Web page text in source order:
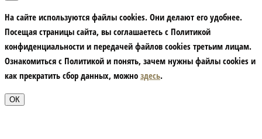
На сайте используются файлы cookies. Они делают его удобнее.
Посещая страницы сайта, вы соглашаетесь с Политикой
конфиденциальности и передачей файлов cookies третьим лицам.
Ознакомиться с Политикой и понять, зачем нужны файлы сookies и
как прекратить сбор данных, можно здесь.
ОК